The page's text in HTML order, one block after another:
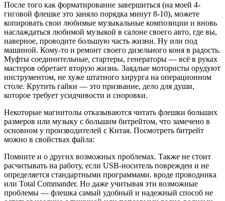
После того как форматирование завершиться (на моей 4-
гиговой флешке это заняло порядка минут 8-10), можете
копировать свои любимые музыкальные композиции и вновь
наслаждаться любимой музыкой в салоне своего авто, где вы,
наверное, проводите большую часть жизни. Ну или под
машиной. Кому-то и ремонт своего дизельного коня в радость.
Муфты соединительные, стартеры, генераторы — всё в руках
мастеров обретает вторую жизнь. Заядлые мотористы орудуют
инструментом, не хуже штатного хирурга на операционном
столе. Крутить гайки — это призвание, дело для души,
которое требует усидчивости и сноровки.
Некоторые магнитолы отказываются читать флешки больших
размеров или музыку с большим битрейтом, что замечено в
основном у производителей с Китая. Посмотреть битрейт
можно в свойствах файла:
Помните и о других возможных проблемах. Также не стоит
расчитывать на работу, если USB-носитель поврежден и не
определяется стандартными программами. вроде проводника
или Total Commander. Но даже учитывая эти возможные
проблемы — флешка самый удобный и надежный способ не